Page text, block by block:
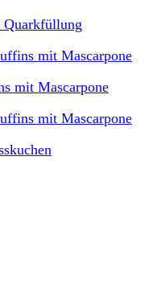
mit Mascarpone
mit Mascarpone
mit Mascarpone